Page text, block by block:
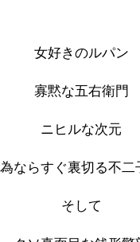
女好きのルパン
寡黙な五右衛門
ニヒルな次元
ならすぐ裏切る不二
そして